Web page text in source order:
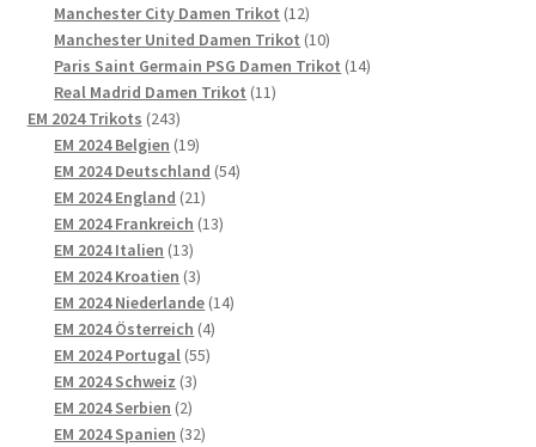
Produkte
Manchester City Damen Trikot 1212
Produkte
Manchester United Damen Trikot 1010
Produkte
Paris Saint Germain PSG Damen Trikot 1414
Real Madrid Damen Trikot 1111
EM 2024 Trikots 243243
Produkte
EM 2024 Belgien 1919
Produkte
EM 2024 Deutschland 5454
EM 2024 England 2121
Produkte
EM 2024 Frankreich 1313
EM 2024 Italien 1313
Produkte
EM 2024 Kroatien 33
Produkte
EM 2024 Niederlande 1414
EM 2024 Österreich 44
EM 2024 Portugal 5555
EM 2024 Schweiz 33
EM 2024 Serbien 22
Produkte
EM 2024 Spanien 3232